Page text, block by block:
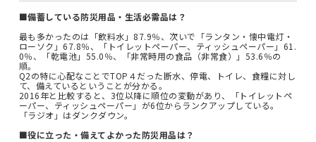
■備蓄している防災用品・生活必需品は？
最も多かったのは「飲料水」87.9％、次いで「ランタン・懐中電灯・
ローソク」67.8％、「トイレットペーパー、ティッシュペーパー」61.
0％、「乾電池」55.0％、「非常時用の食品（非常食）」53.6％の
順。
Q2の特に心配なことでTOP４だった断水、停電、トイレ、食糧に対し
て、備えているということが分かる。
2016年と比較すると、3位以降に順位の変動があり、「トイレットペ
ーパー、ティッシュペーパー」が6位からランクアップしている。
「ラジオ」はダンクダウン。
■役に立った・備えてよかった防災用品は？